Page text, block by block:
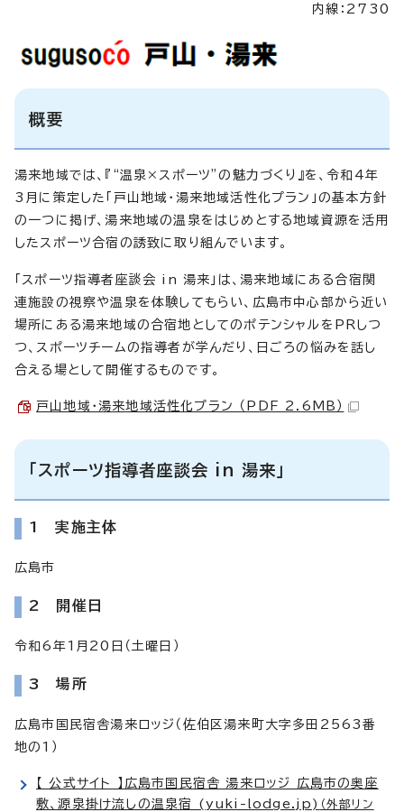
内線：2730
概要
湯来地域では、『“温泉×スポーツ”の魅力づくり』を、令和4年
3月に策定した「戸山地域・湯来地域活性化プラン」の基本方針
の一つに掲げ、湯来地域の温泉をはじめとする地域資源を活用
したスポーツ合宿の誘致に取り組んでいます。
「スポーツ指導者座談会 in 湯来」は、湯来地域にある合宿関
連施設の視察や温泉を体験してもらい、広島市中心部から近い
場所にある湯来地域の合宿地としてのポテンシャルをPRしつ
つ、スポーツチームの指導者が学んだり、日ごろの悩みを話し
合える場として開催するものです。
戸山地域・湯来地域活性化プラン （PDF 2.6MB）
「スポーツ指導者座談会 in 湯来」
1 実施主体
広島市
2 開催日
令和6年1月20日（土曜日）
3 場所
広島市国民宿舎湯来ロッジ（佐伯区湯来町大字多田2563番
地の1）
【 公式サイト 】広島市国民宿舎 湯来ロッジ 広島市の奥座
敷、源泉掛け流しの温泉宿 (yuki-lodge.jp) （外部リン